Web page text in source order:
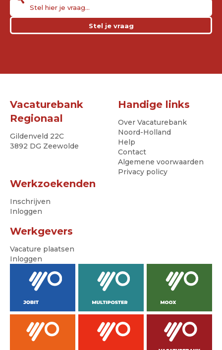
Stel je vraag
Vacaturebank
Regionaal
Gildenveld 22C
3892 DG Zeewolde
Handige links
Over Vacaturebank
Noord-Holland
Help
Contact
Algemene voorwaarden
Privacy policy
Werkzoekenden
Inschrijven
Inloggen
Werkgevers
Vacature plaatsen
Inloggen